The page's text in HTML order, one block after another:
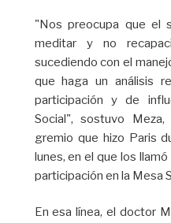
"Nos preocupa que el
meditar y no
sucediendo con el
que haga un análisis
participación y de
Social", sostuvo
gremio que hizo Paris
lunes, en el que los
participación en la Mesa
En esa línea, el doctor